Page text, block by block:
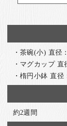
・茶碗(小) 直径
・マグカップ
・楕円小鉢 直径
約2週間